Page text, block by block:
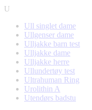
U
Ull singlet dame
Ullgenser dame
Ulljakke barn test
Ulljakke dame
Ulljakke herre
Ullundertøy test
Ultrahuman Ring
Urolithin A
Utendørs badstu